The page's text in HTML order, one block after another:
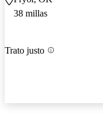
38 millas
Trato justo